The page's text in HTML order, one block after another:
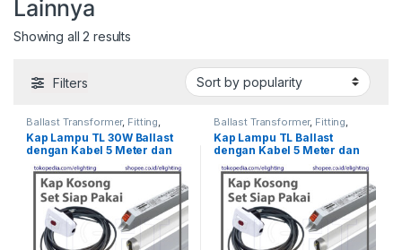
Lainnya
Showing all 2 results
Filters
Ballast Transformer, Fitting
Kabel Kap Rumah Lampu,Kap
TL, Lainnya,Penerangan
Kap Lampu TL 30W Ballast
dengan Kabel 5 Meter dan
Steker Lampu ON/OFF
Kosongan
Ballast Transformer, Fitting
Kabel Kap Rumah Lampu ,Kap
TL, Lainnya,Penerangan
Kap Lampu TL Ballast
dengan Kabel 5 Meter dan
Steker Lampu ON/OFF
Kosongan